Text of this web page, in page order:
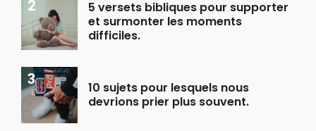
5 versets bibliques pour supporter
et surmonter les moments
difficiles.
10 sujets pour lesquels nous
devrions prier plus souvent.